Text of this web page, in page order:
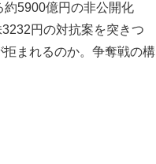
5900億円の非公開化
円の対抗案を突きつ
まれるのか。争奪戦の構